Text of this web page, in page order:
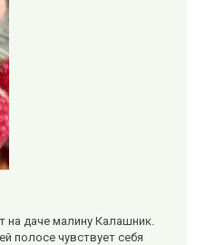
даче малину Калашник.
полосе чувствует себя